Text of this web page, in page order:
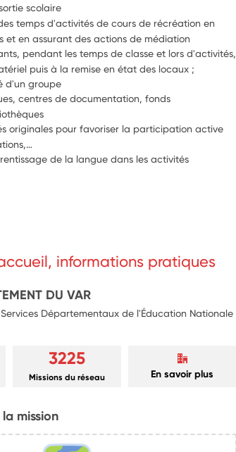
scolaire
temps d'activités de cours de récréation en
et en assurant des actions de médiation
pendant les temps de classe et lors d'activités,
puis à la remise en état des locaux ;
d'un groupe
centres de documentation, fonds
originales pour favoriser la participation active
de la langue dans les activités
informations pratiques
DU VAR
Départementaux de l'Éducation Nationale
3225
Missions du réseau En savoir plus
mission